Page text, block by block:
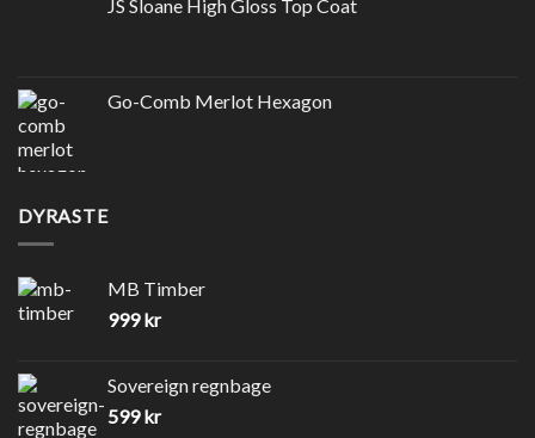
JS Sloane High Gloss Top Coat
Go-Comb Merlot Hexagon
DYRASTE
MB Timber
999kr
Sovereign regnbage
599kr